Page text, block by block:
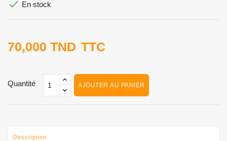
 En stock
70,000 TND TTC
Quantité AJOUTER AU PANIER
Description